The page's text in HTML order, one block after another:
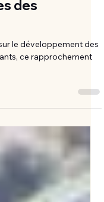
va à
des
le développement des